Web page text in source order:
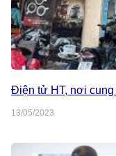
Điện tử HT, nơi cung
13/05/2023